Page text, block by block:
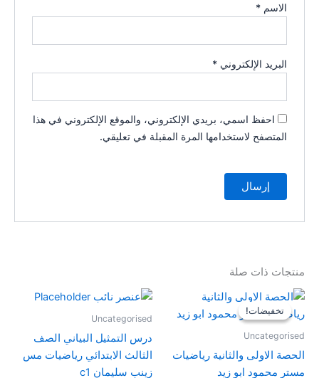
الاسم*
البريد الإلكتروني*
احفظ اسمي، بريدي الإلكتروني، والموقع الإلكتروني في هذا
المتصفح لاستخدامها المرة المقبلة في تعليقي.
منتجات ذات صلة
تخفيضات!
تخفيضات!
Uncategorised
الحصة الاولى والثانية رياضيات
مستر محمود ابو زيد
السعر
الأصلي
هو:
السعر
الحالي
هو:
Uncategorised
درس التمثيل البياني الصف
الثالث الابتدائي رياضيات مس
زينب سليمان c1